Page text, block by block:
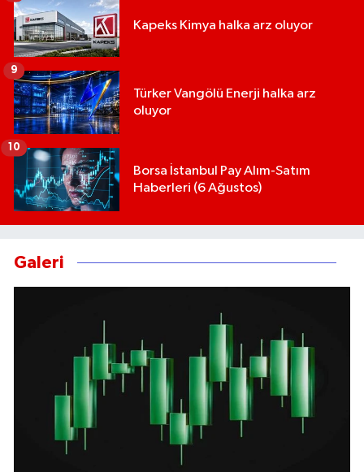
Kapeks Kimya halka arz oluyor
Türker Vangölü Enerji halka arz
oluyor
9
Borsa İstanbul Pay Alım-Satım
Haberleri (6 Ağustos)
10
Galeri